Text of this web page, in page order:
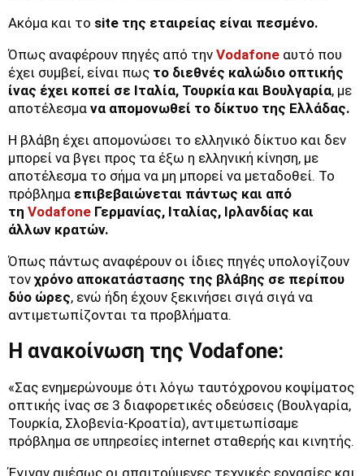
Ακόμα και το site της εταιρείας είναι πεσμένο.
Όπως αναφέρουν πηγές από την Vodafone αυτό που
έχει συμβεί, είναι πως το διεθνές καλώδιο οπτικής
ίνας έχει κοπεί σε Ιταλία, Τουρκία και Βουλγαρία, με
αποτέλεσμα να απομονωθεί το δίκτυο της Ελλάδας.
Η βλάβη έχει απομονώσει το ελληνικό δίκτυο και δεν
μπορεί να βγει προς τα έξω η ελληνική κίνηση, με
αποτέλεσμα το σήμα να μη μπορεί να μεταδοθεί. Το
πρόβλημα επιβεβαιώνεται πάντως και από
τη Vodafone Γερμανίας, Ιταλίας, Ιρλανδίας και
άλλων κρατών.
Όπως πάντως αναφέρουν οι ίδιες πηγές υπολογίζουν
τον χρόνο αποκατάστασης της βλάβης σε περίπου
δύο ώρες, ενώ ήδη έχουν ξεκινήσει σιγά σιγά να
αντιμετωπίζονται τα προβλήματα.
H ανακοίνωση της Vodafone:
«Σας ενημερώνουμε ότι λόγω ταυτόχρονου κοψίματος
οπτικής ίνας σε 3 διαφορετικές οδεύσεις (Βουλγαρία,
Τουρκία, Σλοβενία-Κροατία), αντιμετωπίσαμε
πρόβλημα σε υπηρεσίες internet σταθερής και κινητής.
Έγιναν αμέσως οι απαιτούμενες τεχνικές εργασίες και